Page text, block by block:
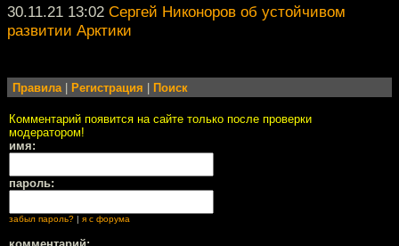
30.11.21 13:02 Сергей Никоноров об устойчивом
развитии Арктики
Правила| Регистрация Поиск
Комментарий появится на сайте только после проверки
модератором!
имя:
пароль:
забыл пароль? я с форума